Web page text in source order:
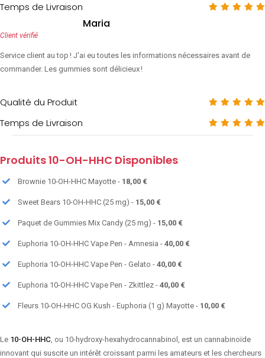
Temps de Livraison
Maria
Client vérifié
Service client au top ! J'ai eu toutes les informations nécessaires avant de
commander. Les gummies sont délicieux !
Qualité du Produit
Temps de Livraison
Produits 10-OH-HHC Disponibles
Brownie 10-OH-HHC Mayotte - 18,00 €
Sweet Bears 10-OH-HHC (25 mg) - 15,00 €
Paquet de Gummies Mix Candy (25 mg) - 15,00 €
Euphoria 10-OH-HHC Vape Pen - Amnesia - 40,00 €
Euphoria 10-OH-HHC Vape Pen - Gelato - 40,00 €
Euphoria 10-OH-HHC Vape Pen - Zkittlez - 40,00 €
Fleurs 10-OH-HHC OG Kush - Euphoria (1 g) Mayotte - 10,00 €
Le 10-OH-HHC, ou 10-hydroxy-hexahydrocannabinol, est un cannabinoïde
innovant qui suscite un intérêt croissant parmi les amateurs et les chercheurs